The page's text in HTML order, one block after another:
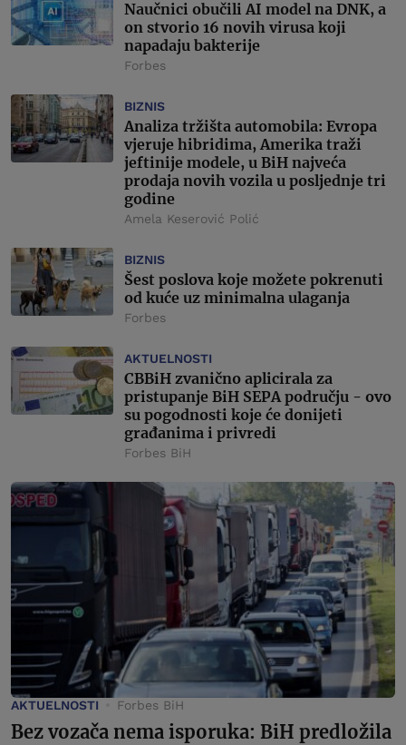
Naučnici obučili AI model na DNK, a
on stvorio 16 novih virusa koji
napadaju bakterije
Forbes
BIZNIS
Analiza tržišta automobila: Evropa
vjeruje hibridima, Amerika traži
jeftinije modele, u BiH najveća
prodaja novih vozila u posljednje tri
godine
Amela Keserović Polić
BIZNIS
Šest poslova koje možete pokrenuti
od kuće uz minimalna ulaganja
Forbes
AKTUELNOSTI
CBBiH zvanično aplicirala za
pristupanje BiH SEPA području - ovo
su pogodnosti koje će donijeti
građanima i privredi
Forbes BiH
AKTUELNOSTI Forbes BiH
Bez vozača nema isporuka: BiH predložila